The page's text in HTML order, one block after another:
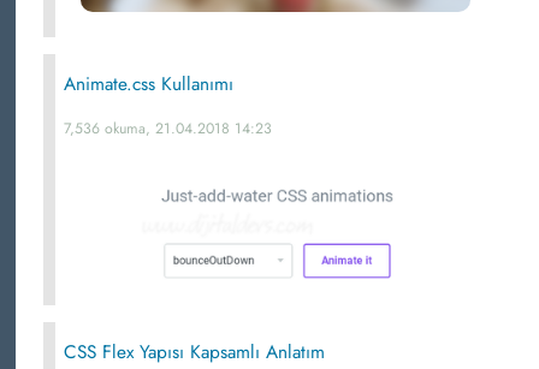
Animate.css Kullanımı
7,536 okuma, 21.04.2018 14:23
CSS Flex Yapısı Kapsamlı Anlatım